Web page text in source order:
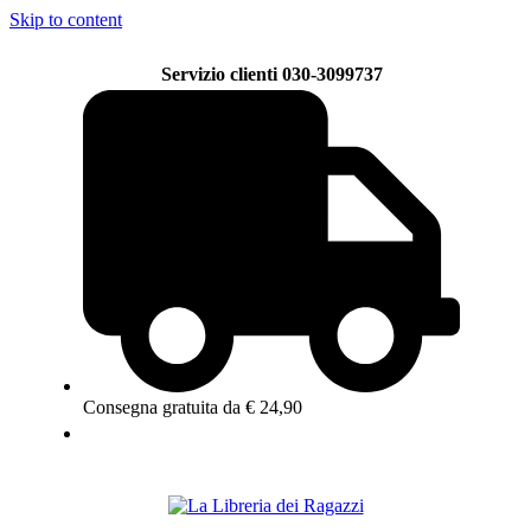
Skip to content
Servizio clienti 030-3099737
Consegna gratuita da € 24,90